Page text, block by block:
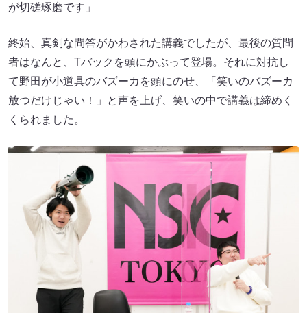
が切磋琢磨です」
終始、真剣な問答がかわされた講義でしたが、最後の質問
者はなんと、Tバックを頭にかぶって登場。それに対抗し
て野田が小道具のバズーカを頭にのせ、「笑いのバズーカ
放つだけじゃい！」と声を上げ、笑いの中で講義は締めく
くられました。